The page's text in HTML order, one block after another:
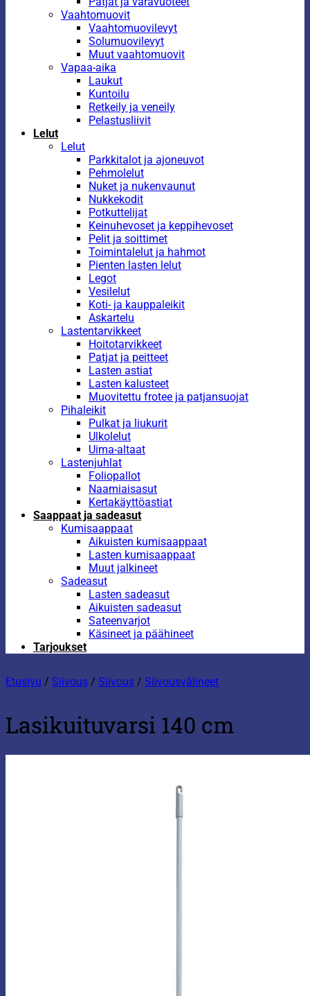
Vaahtomuovit
Vaahtomuovilevyt
Solumuovilevyt
Muut vaahtomuovit
Vapaa-aika
Laukut
Kuntoilu
Retkeily ja veneily
Pelastusliivit
Lelut
Lelut
Parkkitalot ja ajoneuvot
Pehmolelut
Nuket ja nukenvaunut
Nukkekodit
Potkuttelijat
Keinuhevoset ja keppihevoset
Pelit ja soittimet
Toimintalelut ja hahmot
Pienten lasten lelut
Legot
Vesilelut
Koti- ja kauppaleikit
Askartelu
Lastentarvikkeet
Hoitotarvikkeet
Patjat ja peitteet
Lasten astiat
Lasten kalusteet
Muovitettu frotee ja patjansuojat
Pihaleikit
Pulkat ja liukurit
Ulkolelut
Uima-altaat
Lastenjuhlat
Foliopallot
Naamiaisasut
Kertakäyttöastiat
Saappaat ja sadeasut
Kumisaappaat
Aikuisten kumisaappaat
Lasten kumisaappaat
Muut jalkineet
Sadeasut
Lasten sadeasut
Aikuisten sadeasut
Sateenvarjot
Käsineet ja päähineet
Tarjoukset
Etusivu / Siivous / Siivous / Siivousvälineet
Lasikuituvarsi 140 cm